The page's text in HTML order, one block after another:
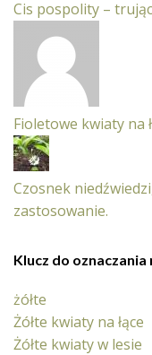
Cis pospolity –
Fioletowe kwiaty na
Czosnek
zastosowanie.
Klucz do oznaczania
żółte
Żółte kwiaty na łące
Żółte kwiaty w lesie